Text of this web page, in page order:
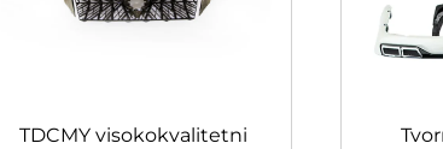
TDCMY visokokvalitetni